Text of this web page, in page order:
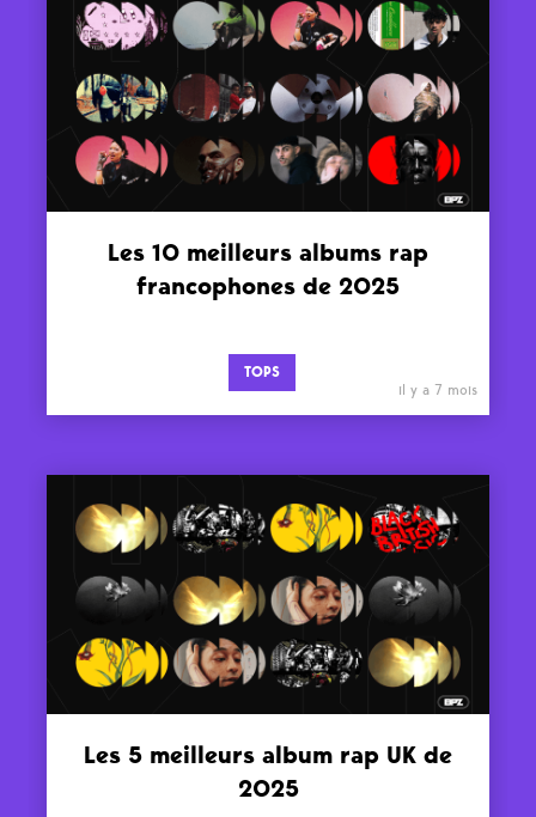
Les 10 meilleurs albums rap
francophones de 2025
TOPS
il y a 7 mois
Les 5 meilleurs album rap UK de
2025